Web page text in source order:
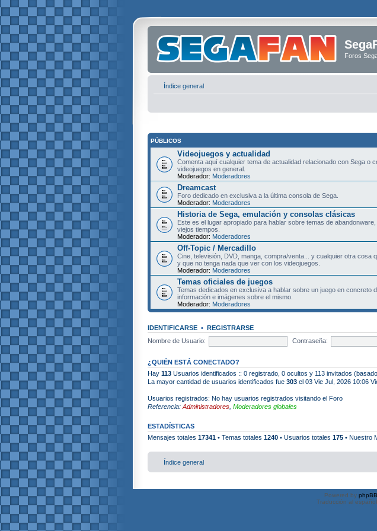
Foros
Índice general
PÚBLICOS
Videojuegos y actualidad
Comenta aquí cualquier tema de actualidad relacionado con Sega o
videojuegos en general.
Moderador: Moderadores
Dreamcast
Foro dedicado en exclusiva a la última consola de Sega.
Moderador: Moderadores
Historia de Sega, emulación y consolas clásicas
Este es el lugar apropiado para hablar sobre temas de
viejos tiempos.
Moderador: Moderadores
Off-Topic / Mercadillo
Cine, televisión, DVD, manga, compra/venta... y cualquier otra cosa
y que no tenga nada que ver con los videojuegos.
Moderador: Moderadores
Temas oficiales de juegos
Temas dedicados en exclusiva a hablar sobre un juego en concreto
información e imágenes sobre el mismo.
Moderador: Moderadores
IDENTIFICARSE • REGISTRARSE
Nombre de Usuario:
Contraseña:
¿QUIÉN ESTÁ CONECTADO?
Hay 113 Usuarios identificados :: 0 registrado, 0 ocultos y 113 invitados
La mayor cantidad de usuarios identificados fue 303 el 03 Vie Jul, 2026 10:06
Usuarios registrados: No hay usuarios registrados visitando el Foro
Referencia: Administradores Moderadores globales
ESTADÍSTICAS
Mensajes totales 17341 • Temas totales 1240 • Usuarios totales 175 • Nuestro
Índice general
Powered by phpBB
Traducción al